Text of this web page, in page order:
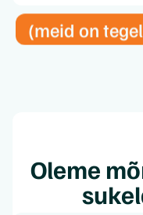
(meid on
Oleme